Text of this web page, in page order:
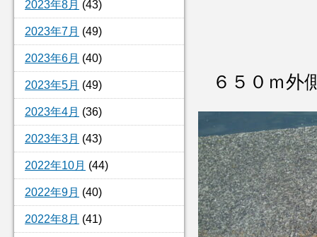
2023年8月 (43)
2023年7月 (49)
2023年6月 (40)
2023年5月 (49)
2023年4月 (36)
2023年3月 (43)
2022年10月 (44)
2022年9月 (40)
2022年8月 (41)
６５０ｍ